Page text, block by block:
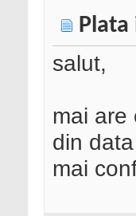
Plata
salut,
mai are
din
mai